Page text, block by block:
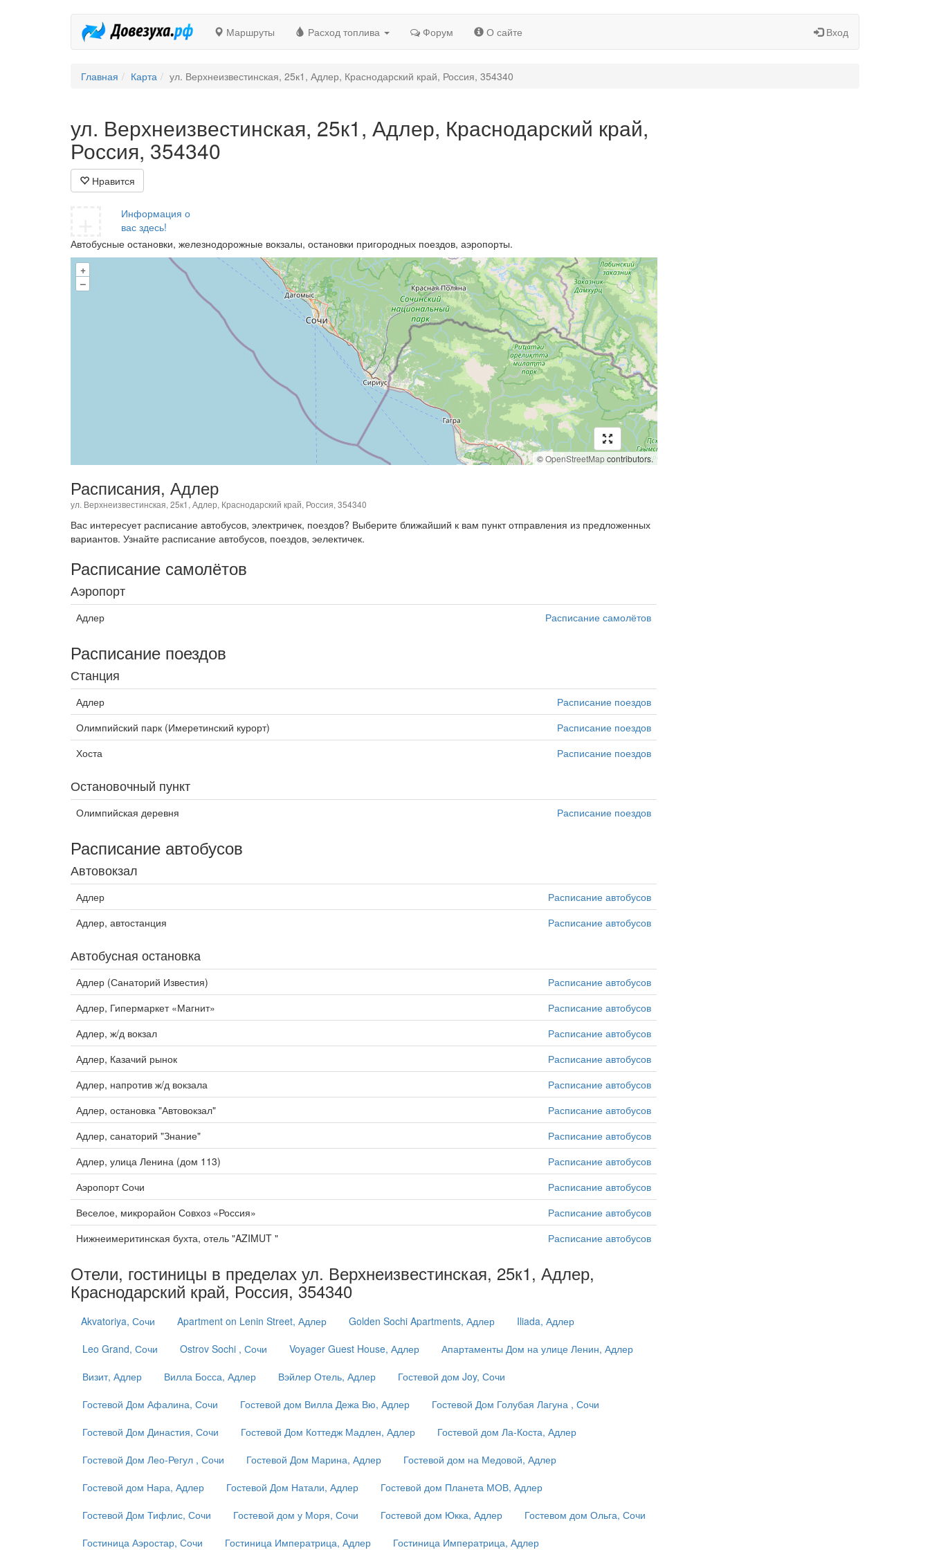
Маршруты Расход топлива Форум О сайте Вход
Главная Карта ул. Верхнеизвестинская, 25к1, Адлер, Краснодарский край, Россия, 354340
ул. Верхнеизвестинская, 25к1, Адлер, Краснодарский край,
Россия, 354340
Нравится
Информация о
вас здесь!
Автобусные остановки, железнодорожные вокзалы, остановки пригородных поездов, аэропорты.
+
–
©OpenStreetMapcontributors.
Расписания, Адлер
ул. Верхнеизвестинская, 25к1, Адлер, Краснодарский край, Россия, 354340
Вас интересует расписание автобусов, электричек, поездов? Выберите ближайший к вам пункт отправления из предложенных
вариантов. Узнайте расписание автобусов, поездов, эелектичек.
Расписание самолётов
Аэропорт
Адлер Расписание самолётов
Расписание поездов
Станция
Адлер
Расписание поездов
Олимпийский парк (Имеретинский курорт)
Расписание поездов
Хоста
Расписание поездов
Остановочный пункт
Олимпийская деревня Расписание поездов
Расписание автобусов
Автовокзал
Адлер
Расписание автобусов
Адлер, автостанция
Расписание автобусов
Автобусная остановка
Адлер (Санаторий Известия)
Расписание автобусов
Адлер, Гипермаркет «Магнит»
Расписание автобусов
Адлер, ж/д вокзал
Расписание автобусов
Адлер, Казачий рынок
Расписание автобусов
Адлер, напротив ж/д вокзала
Расписание автобусов
Адлер, остановка "Автовокзал"
Расписание автобусов
Адлер, санаторий "Знание"
Расписание автобусов
Адлер, улица Ленина (дом 113)
Расписание автобусов
Аэропорт Сочи
Расписание автобусов
Веселое, микрорайон Совхоз «Россия»
Расписание автобусов
Нижнеимеритинская бухта, отель "AZIMUT "
Расписание автобусов
Отели, гостиницы в пределах ул. Верхнеизвестинская, 25к1, Адлер,
Краснодарский край, Россия, 354340
Akvatoriya, Сочи Apartment on Lenin Street, Адлер Golden Sochi Apartments, Адлер
Iliada, Адлер
Leo Grand, Сочи
Ostrov Sochi , Сочи Voyager Guest House, Адлер
Апартаменты Дом на улице Ленин, Адлер
Визит, Адлер
Вилла Босса, Адлер Вэйлер Отель, Адлер
Гостевой дом Joy, Сочи
Гостевой Дом Афалина, Сочи
Гостевой дом Вилла Дежа Вю, Адлер
Гостевой Дом Голубая Лагуна , Сочи
Гостевой Дом Династия, Сочи
Гостевой Дом Коттедж Мадлен, Адлер
Гостевой дом Ла-Коста, Адлер
Гостевой Дом Лео-Регул , Сочи
Гостевой Дом Марина, Адлер
Гостевой дом на Медовой, Адлер
Гостевой дом Нара, Адлер
Гостевой Дом Натали, Адлер
Гостевой дом Планета МОВ, Адлер
Гостевой Дом Тифлис, Сочи
Гостевой дом у Моря, Сочи Гостевой дом Юкка, Адлер
Гостевом дом Ольга, Сочи
Гостиница Аэростар, Сочи
Гостиница Императрица, Адлер Гостиница Императрица, Адлер